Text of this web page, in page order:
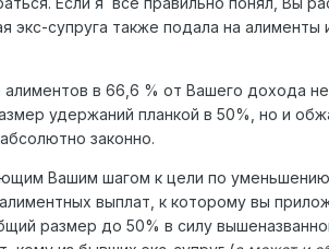
экс-супруга также подала на алименты
в 66,6 % от Вашего дохода
удержаний планкой в 50%, но и
законно.
Вашим шагом к цели по
выплат, к которому вы
размер до 50% в силу